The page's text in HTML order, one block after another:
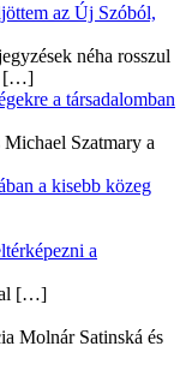
az Új Szóból,
néha rosszul
[…]
a társadalomban
Szatmary a
a kisebb közeg
a
[…]
Molnár Satinská és